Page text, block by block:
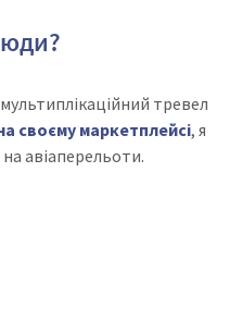
тревел
своєму маркетплейсі, я
авіаперельоти.